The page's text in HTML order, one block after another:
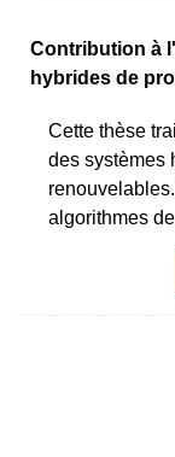
Contribution à
hybrides de
Cette thèse
des systèmes
algorithmes